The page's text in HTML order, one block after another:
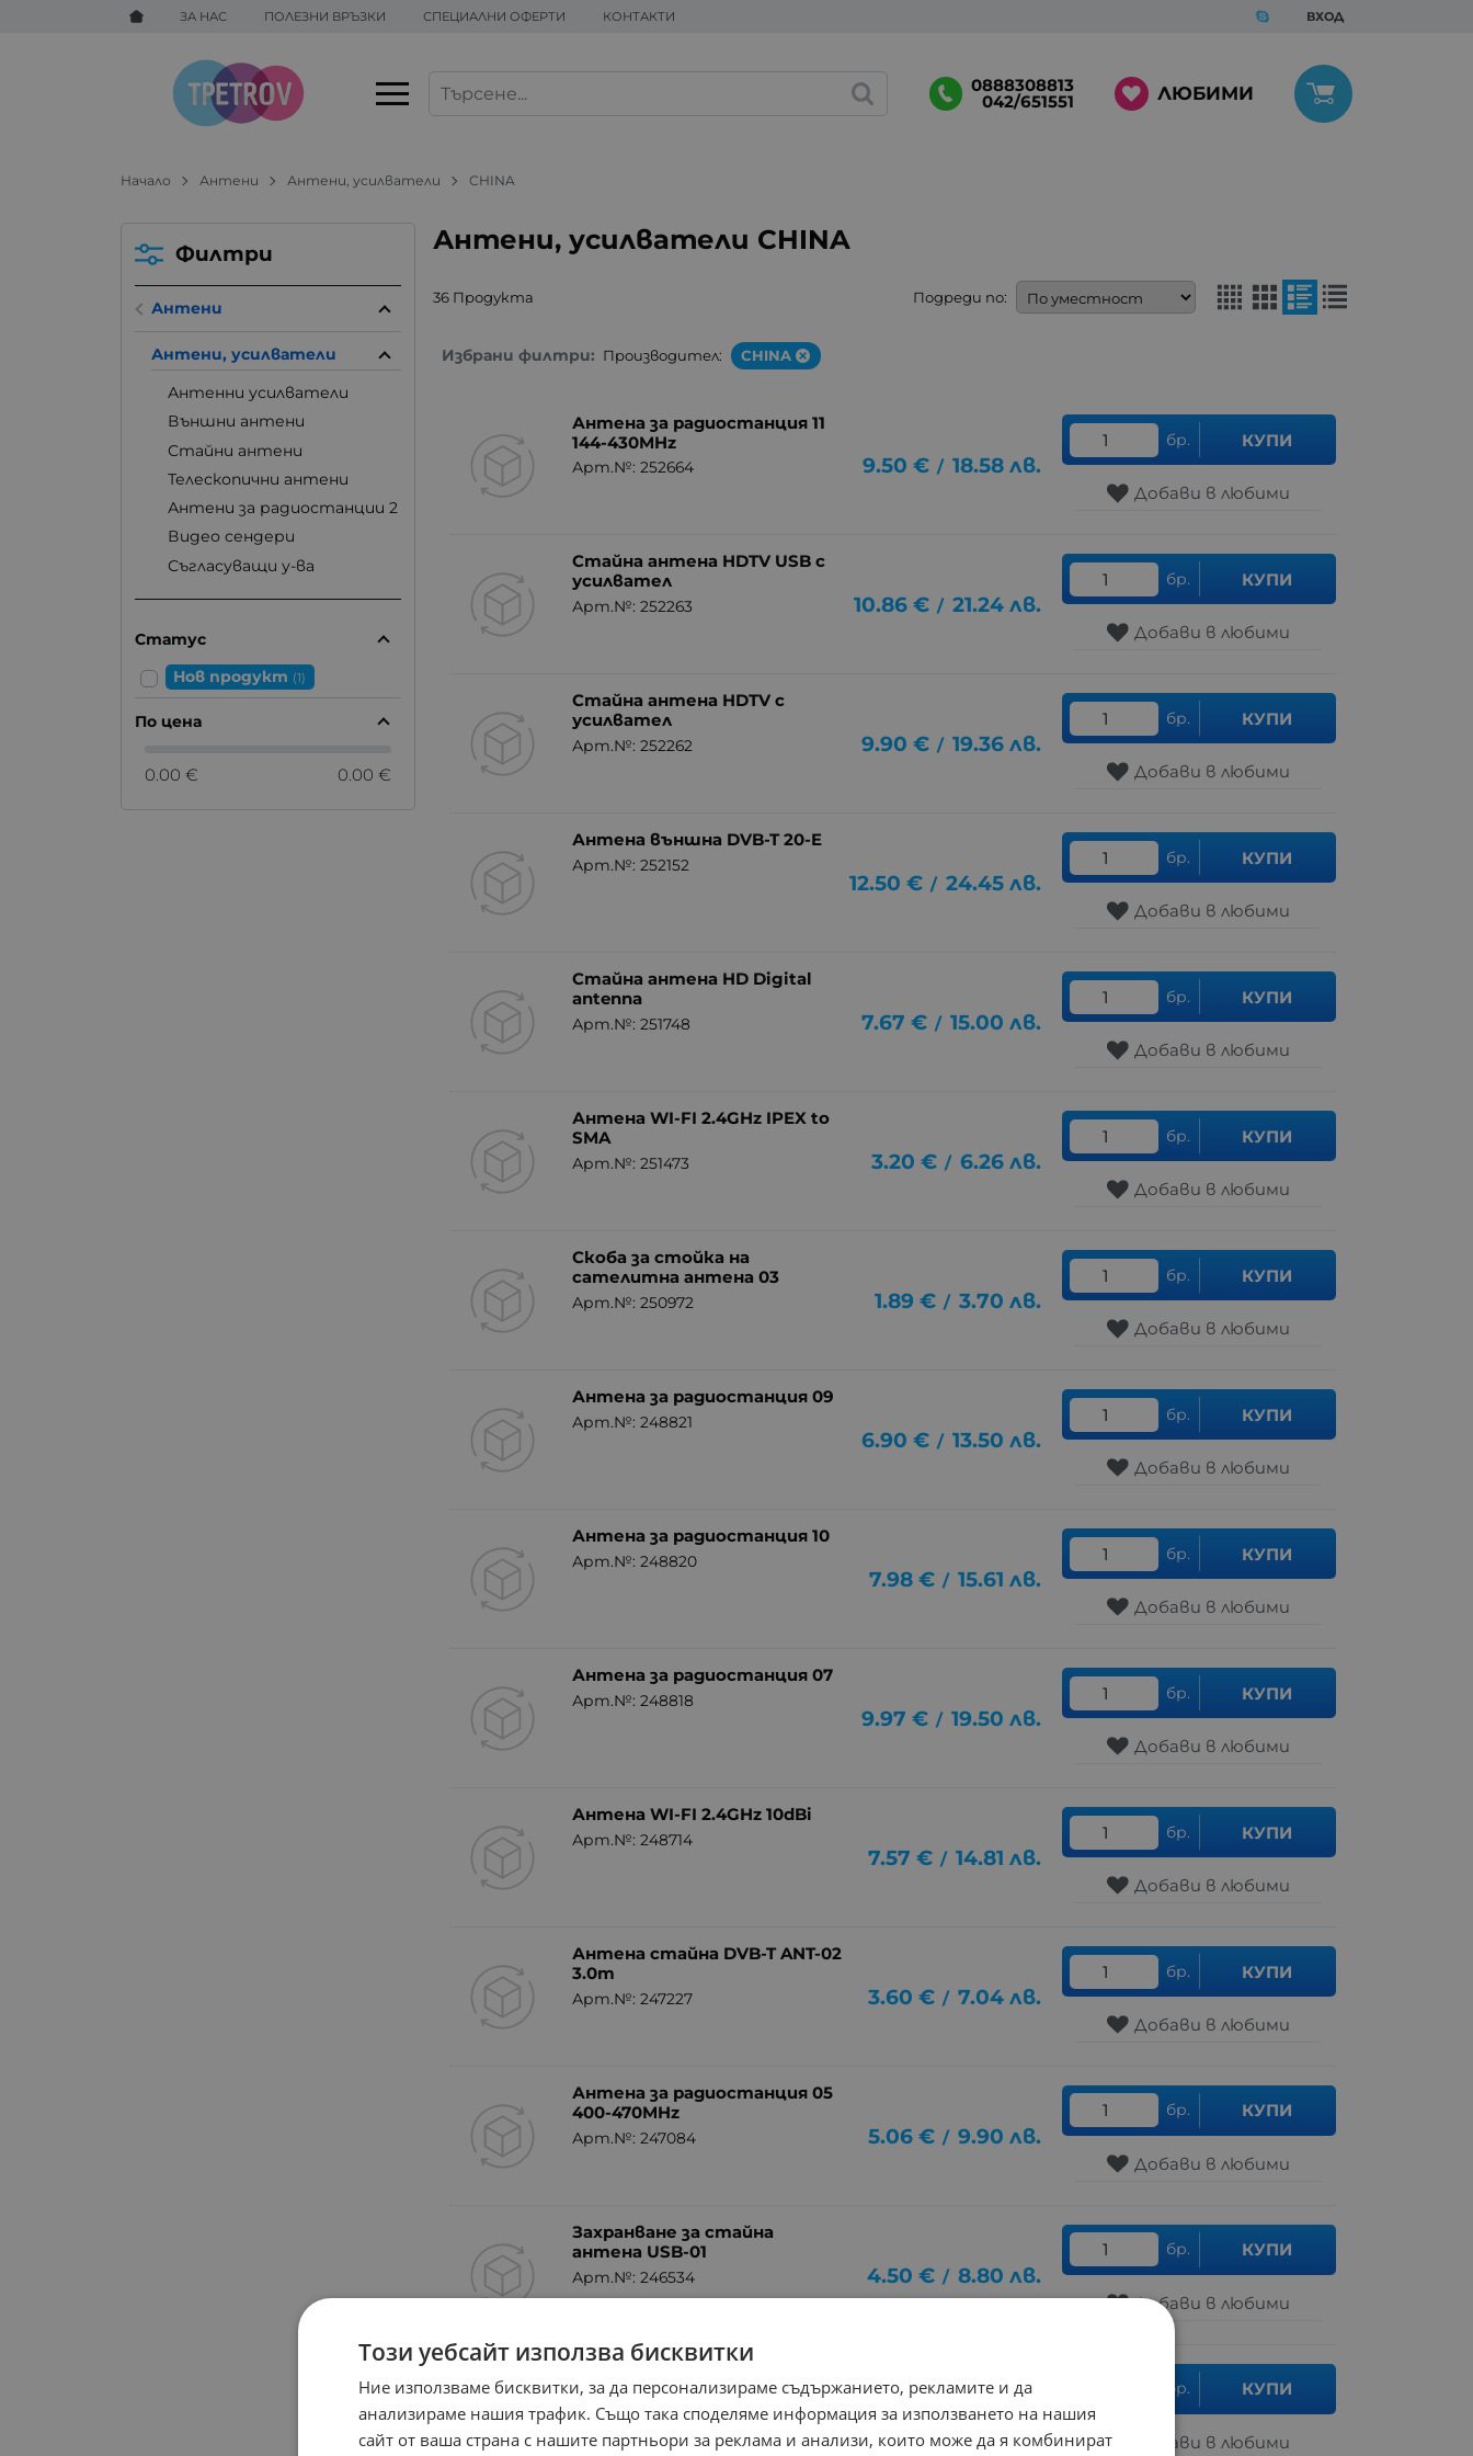
ЗА НАС ПОЛЕЗНИ ВРЪЗКИ СПЕЦИАЛНИ ОФЕРТИ КОНТАКТИ ВХОД
0888308813
042/651551 ЛЮБИМИ
Начало Антени Антени, усилватели CHINA
Антени, усилватели CHINA
36 Продукта Подреди по:
Избрани филтри: Производител: CHINA
Антена за радиостанция 11
144-430MHz
Арт.№: 252664 9.50 € / 18.58 лв.
бр. КУПИ
Добави в любими
Стайна антена HDTV USB с
усилвател
Арт.№: 252263 10.86 € / 21.24 лв.
бр. КУПИ
Добави в любими
Стайна антена HDTV с
усилвател
Арт.№: 252262 9.90 € / 19.36 лв.
бр. КУПИ
Добави в любими
Антена външна DVB-T 20-E
Арт.№: 252152
12.50 € / 24.45 лв.
бр. КУПИ
Добави в любими
Стайна антена HD Digital
antenna
Арт.№: 251748 7.67 € / 15.00 лв.
бр. КУПИ
Добави в любими
Антена WI-FI 2.4GHz IPEX to
SMA
Арт.№: 251473 3.20 € / 6.26 лв.
бр. КУПИ
Добави в любими
Скоба за стойка на
сателитна антена 03
Арт.№: 250972 1.89 € / 3.70 лв.
бр. КУПИ
Добави в любими
Антена за радиостанция 09
Арт.№: 248821
6.90 € / 13.50 лв.
бр. КУПИ
Добави в любими
Антена за радиостанция 10
Арт.№: 248820
7.98 € / 15.61 лв.
бр. КУПИ
Добави в любими
Антена за радиостанция 07
Арт.№: 248818
9.97 € / 19.50 лв.
бр. КУПИ
Добави в любими
Антена WI-FI 2.4GHz 10dBi
Арт.№: 248714
7.57 € / 14.81 лв.
бр. КУПИ
Добави в любими
Антена стайна DVB-T ANT-02
3.0m
Арт.№: 247227 3.60 € / 7.04 лв.
бр. КУПИ
Добави в любими
Антена за радиостанция 05
400-470MHz
Арт.№: 247084 5.06 € / 9.90 лв.
бр. КУПИ
Добави в любими
Захранване за стайна
антена USB-01
Арт.№: 246534 4.50 € / 8.80 лв.
бр. КУПИ
Добави в любими
Арт.№: 246237
2.86 € / 5.59 лв.
бр. КУПИ
Добави в любими
Филтри
Антени
Антени, усилватели
Антенни усилватели
Външни антени
Стайни антени
Телескопични антени
Антени за радиостанции 2
Видео сендери
Съгласуващи у-ва
Статус
Нов продукт (1)
По цена
0.00 € 0.00 €
Този уебсайт използва бисквитки
Ние използваме бисквитки, за да персонализираме съдържанието, рекламите и да
анализираме нашия трафик. Също така споделяме информация за използването на нашия
сайт от ваша страна с нашите партньори за реклама и анализи, които може да я комбинират